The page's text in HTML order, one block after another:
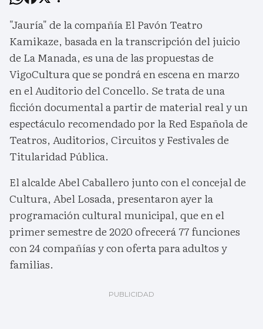
"Jauría" de la compañía El Pavón Teatro
Kamikaze, basada en la transcripción del juicio
de La Manada, es una de las propuestas de
VigoCultura que se pondrá en escena en marzo
en el Auditorio del Concello. Se trata de una
ficción documental a partir de material real y un
espectáculo recomendado por la Red Española de
Teatros, Auditorios, Circuitos y Festivales de
Titularidad Pública.
El alcalde Abel Caballero junto con el concejal de
Cultura, Abel Losada, presentaron ayer la
programación cultural municipal, que en el
primer semestre de 2020 ofrecerá 77 funciones
con 24 compañías y con oferta para adultos y
familias.